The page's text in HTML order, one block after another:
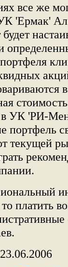
все же
'Ермак'
в УК 'РИ-
портфель
текущей
платить
23.06.2006